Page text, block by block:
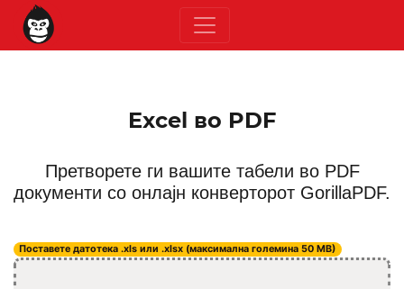
Excel во PDF
Претворете ги вашите табели во PDF
документи со онлајн конверторот GorillaPDF.
Поставете датотека .xls или .xlsx (максимална големина 50 MB)